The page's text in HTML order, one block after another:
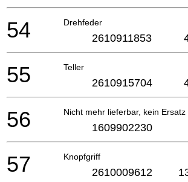
Drehfeder
54 2610911853
Teller
55 2610915704
Nicht mehr lieferbar, kein Ersatz
56 1609902230
Knopfgriff
57 2610009612